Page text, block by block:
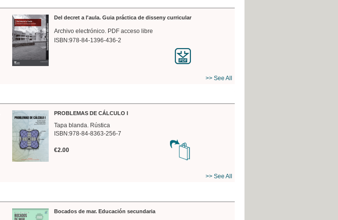
Del decret a l'aula. Guia práctica de disseny curricular
Archivo electrónico. PDF acceso libre
ISBN:978-84-1396-436-2
>> See All
PROBLEMAS DE CÁLCULO I
Tapa blanda. Rústica
ISBN:978-84-8363-256-7
€2.00
>> See All
Bocados de mar. Educación secundaria